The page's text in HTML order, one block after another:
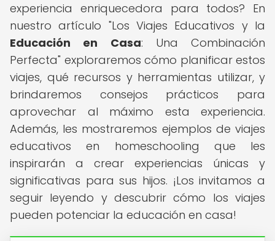
experiencia enriquecedora para todos? En
nuestro artículo "Los Viajes Educativos y la
Educación en Casa: Una Combinación
Perfecta" exploraremos cómo planificar estos
viajes, qué recursos y herramientas utilizar, y
brindaremos consejos prácticos para
aprovechar al máximo esta experiencia.
Además, les mostraremos ejemplos de viajes
educativos en homeschooling que les
inspirarán a crear experiencias únicas y
significativas para sus hijos. ¡Los invitamos a
seguir leyendo y descubrir cómo los viajes
pueden potenciar la educación en casa!